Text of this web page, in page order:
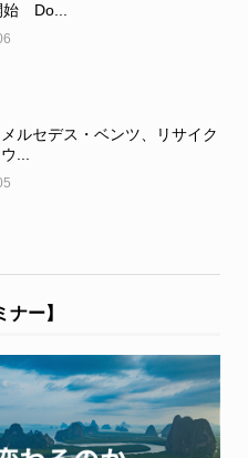
始 Do...
ルセデス・ベンツ、リサイク
...
ナー】